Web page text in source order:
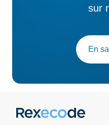
sur
En